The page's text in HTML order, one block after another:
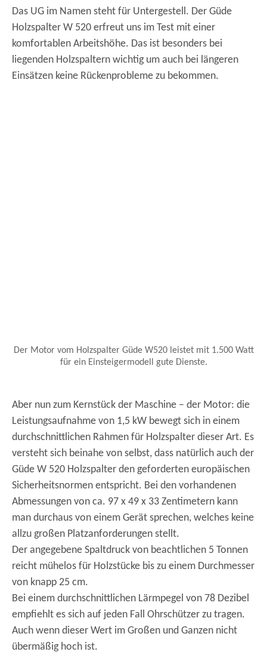
Das UG im Namen steht für Untergestell. Der Güde
Holzspalter W 520 erfreut uns im Test mit einer
komfortablen Arbeitshöhe. Das ist besonders bei
liegenden Holzspaltern wichtig um auch bei längeren
Einsätzen keine Rückenprobleme zu bekommen.
Der Motor vom Holzspalter Güde W520 leistet mit 1.500 Watt
für ein Einsteigermodell gute Dienste.
Aber nun zum Kernstück der Maschine – der Motor: die
Leistungsaufnahme von 1,5 kW bewegt sich in einem
durchschnittlichen Rahmen für Holzspalter dieser Art. Es
versteht sich beinahe von selbst, dass natürlich auch der
Güde W 520 Holzspalter den geforderten europäischen
Sicherheitsnormen entspricht. Bei den vorhandenen
Abmessungen von ca. 97 x 49 x 33 Zentimetern kann
man durchaus von einem Gerät sprechen, welches keine
allzu großen Platzanforderungen stellt.
Der angegebene Spaltdruck von beachtlichen 5 Tonnen
reicht mühelos für Holzstücke bis zu einem Durchmesser
von knapp 25 cm.
Bei einem durchschnittlichen Lärmpegel von 78 Dezibel
empfiehlt es sich auf jeden Fall Ohrschützer zu tragen.
Auch wenn dieser Wert im Großen und Ganzen nicht
übermäßig hoch ist.